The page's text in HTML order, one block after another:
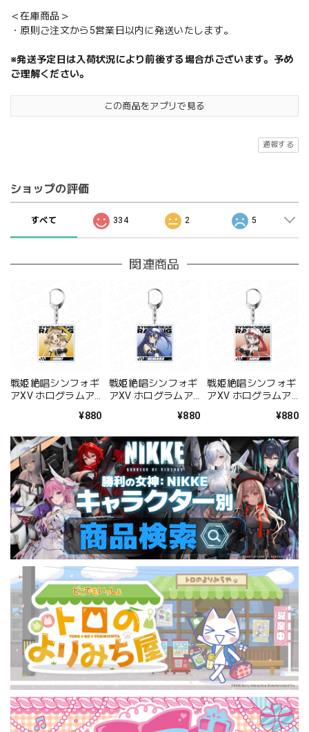
＜在庫商品＞
・原則ご注文から5営業日以内に発送いたします。
※発送予定日は入荷状況により前後する場合がございます。予め
ご理解ください。
この商品をアプリで見る
通報する
ショップの評価
すべて 334 2 5
関連商品
戦姫絶唱シンフォギ
アXV ホログラムア
RACING ver.
¥880
戦姫絶唱シンフォギ
アXV ホログラムア
RACING ver.
¥880
戦姫絶唱シンフォギ
アXV ホログラムア
RACING ver.
¥880